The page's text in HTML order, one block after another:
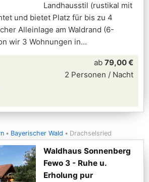
Landhausstil (rustikal mit
und bietet Platz für bis zu 4
Alleinlage am Waldrand (6-
wir 3 Wohnungen in
ab 79,00 €
2 Personen / Nacht
Bayerischer Wald Drachselsried
Waldhaus Sonnenberg
Fewo 3 - Ruhe u.
Erholung pur